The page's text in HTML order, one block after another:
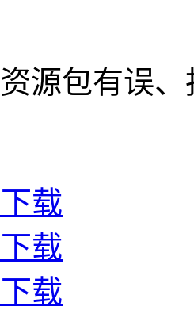
源包有误
载
载
载